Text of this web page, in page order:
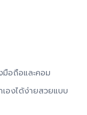
อถือและคอม
องได้ง่ายสวยแบบ